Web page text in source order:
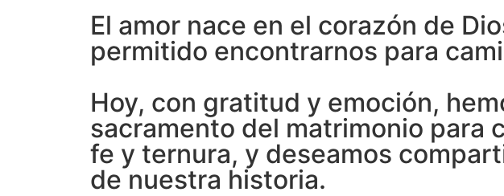
El amor nace en el corazón de
permitido encontrarnos para
Hoy, con gratitud y emoción,
sacramento del matrimonio para
fe y ternura, y deseamos
de nuestra historia.